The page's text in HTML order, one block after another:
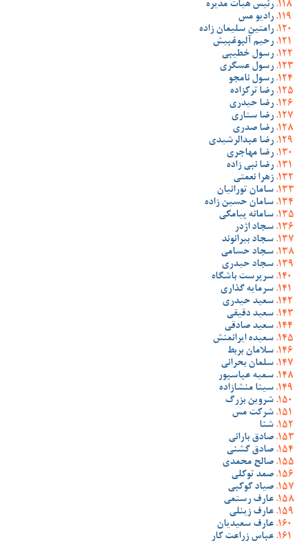
رئیس هیات مدیره
رادیو مس
رامتین سلیمان زاده
رحیم آلبوغبیش
رسول خطیبی
رسول عسگری
رسول نامجو
رضا ترکزاده
رضا حیدری
رضا ستاری
رضا صدری
رضا عبدالرشیدی
رضا مهاجری
رضا نبی زاده
زهرا نعمتی
سامان تورانیان
سامان حسین زاده
سامانه پیامکی
سجاد اژدر
سجاد بیرانوند
سجاد حسامی
سجاد حیدری
سرپرست باشگاه
سرمایه گذاری
سعید حیدری
سعید دقیقی
سعید صادقی
سعیده ایرانمنش
سلامان بربط
سلمان بحرانی
سمیه عباسپور
سینا منشازاده
شروین بزرگ
شرکت مس
شنا
صادق بارانی
صادق گشنی
صالح محمدی
صمد توکلی
صیاد کوکبی
عارف رستمی
عارف زینلی
عارف سعیدیان
عباس زراعت کار